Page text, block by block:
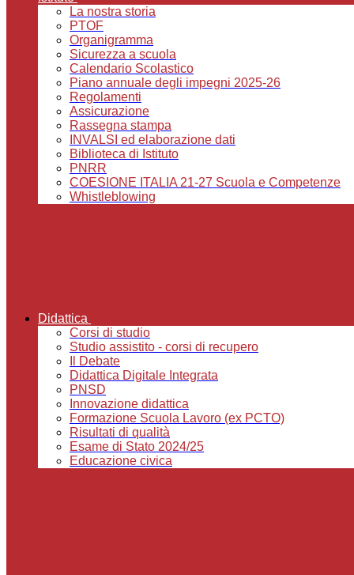
La nostra storia
PTOF
Organigramma
Sicurezza a scuola
Calendario Scolastico
Piano annuale degli impegni 2025-26
Regolamenti
Assicurazione
Rassegna stampa
INVALSI ed elaborazione dati
Biblioteca di Istituto
PNRR
COESIONE ITALIA 21-27 Scuola e Competenze
Whistleblowing
Didattica
Corsi di studio
Studio assistito - corsi di recupero
Il Debate
Didattica Digitale Integrata
PNSD
Innovazione didattica
Formazione Scuola Lavoro (ex PCTO)
Risultati di qualità
Esame di Stato 2024/25
Educazione civica